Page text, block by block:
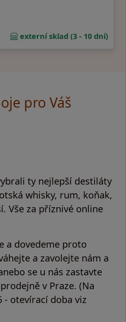
externí sklad (3 - 10 dní)
pro Váš
ty nejlepší destiláty
whisky, rum, koňak,
Vše za příznivé online
a dovedeme proto
a zavolejte nám a
se u nás zastavte
v Praze. (Na
- otevírací doba viz